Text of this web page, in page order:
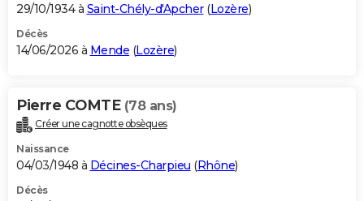
29/10/1934 à Saint-Chély-d'Apcher(Lozère)
Décès
14/06/2026 à Mende (Lozère)
Pierre COMTE (78 ans)
Créer une cagnotte obsèques
Naissance
04/03/1948 à Décines-Charpieu (Rhône)
Décès